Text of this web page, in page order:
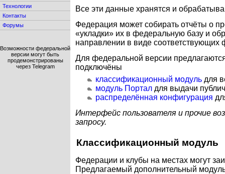
Технологии
Контакты
Форумы
Возможности федеральной
версии могут быть
продемонстрированы
через Telegram
Все эти данные хранятся и
Федерация может собирать отчёты о
укладки
их в федеральную базу и
направлении в виде соответствующих
Для федеральной версии
подключёны
классификационный модуль для
модуль Портал для выдачи
распределённая конфигурация
Интерфейс пользователя и прочие
запросу.
Классификационный модуль
Федерации и клубы на местах могут
Предлагаемый дополнительный